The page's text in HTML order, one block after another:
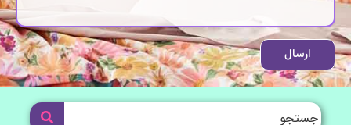
ارسال